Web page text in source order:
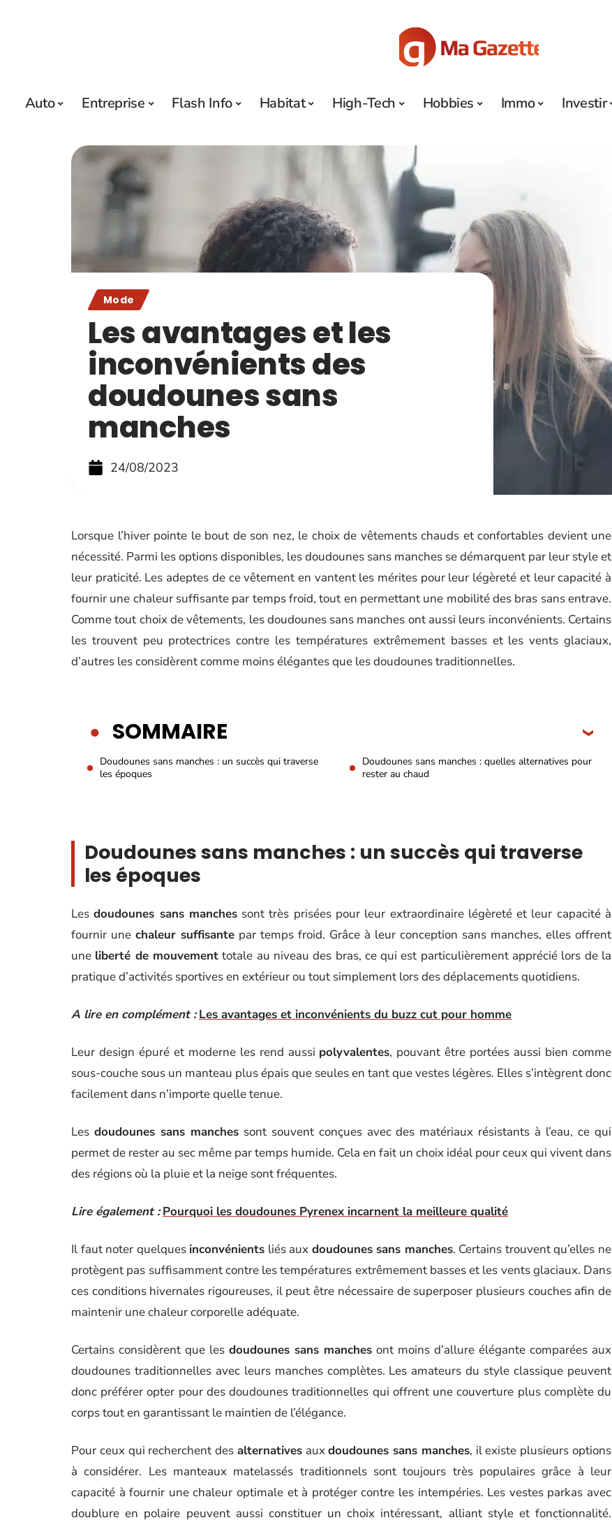
Auto Entreprise Flash Info Habitat High-Tech Hobbies Immo Investir
Mode
Les avantages et les
inconvénients des
doudounes sans
manches
24/08/2023
Lorsque l’hiver pointe le bout de son nez, le choix de vêtements chauds et confortables devient une
nécessité. Parmi les options disponibles, les doudounes sans manches se démarquent par leur style et
leur praticité. Les adeptes de ce vêtement en vantent les mérites pour leur légèreté et leur capacité à
fournir une chaleur suffisante par temps froid, tout en permettant une mobilité des bras sans entrave.
Comme tout choix de vêtements, les doudounes sans manches ont aussi leurs inconvénients. Certains
les trouvent peu protectrices contre les températures extrêmement basses et les vents glaciaux,
d’autres les considèrent comme moins élégantes que les doudounes traditionnelles.
SOMMAIRE
Doudounes sans manches : un succès qui traverse
les époques
Doudounes sans manches : quelles alternatives pour
rester au chaud
Doudounes sans manches : un succès qui traverse
les époques
Lesdoudounes sans manchessont très prisées pour leur extraordinaire légèreté et leur capacité à
fournir une chaleur suffisante par temps froid. Grâce à leur conception sans manches, elles offrent
une liberté de mouvementtotale au niveau des bras, ce qui est particulièrement apprécié lors de la
pratique d’activités sportives en extérieur ou tout simplement lors des déplacements quotidiens.
A lire en complément : Les avantages et inconvénients du buzz cut pour homme
Leur design épuré et moderne les rend aussi polyvalentes, pouvant être portées aussi bien comme
sous-couche sous un manteau plus épais que seules en tant que vestes légères. Elles s’intègrent donc
facilement dans n’importe quelle tenue.
Les doudounes sans manchessont souvent conçues avec des matériaux résistants à l’eau, ce qui
permet de rester au sec même par temps humide. Cela en fait un choix idéal pour ceux qui vivent dans
des régions où la pluie et la neige sont fréquentes.
Lire également : Pourquoi les doudounes Pyrenex incarnent la meilleure qualité
Il faut noter quelques inconvénients liés aux doudounes sans manches. Certains trouvent qu’elles ne
protègent pas suffisamment contre les températures extrêmement basses et les vents glaciaux. Dans
ces conditions hivernales rigoureuses, il peut être nécessaire de superposer plusieurs couches afin de
maintenir une chaleur corporelle adéquate.
Certains considèrent que les doudounes sans manches ont moins d’allure élégante comparées aux
doudounes traditionnelles avec leurs manches complètes. Les amateurs du style classique peuvent
donc préférer opter pour des doudounes traditionnelles qui offrent une couverture plus complète du
corps tout en garantissant le maintien de l’élégance.
Pour ceux qui recherchent des alternativesauxdoudounes sans manches, il existe plusieurs options
à considérer. Les manteaux matelassés traditionnels sont toujours très populaires grâce à leur
capacité à fournir une chaleur optimale et à protéger contre les intempéries. Les vestes parkas avec
doublure en polaire peuvent aussi constituer un choix intéressant, alliant style et fonctionnalité.